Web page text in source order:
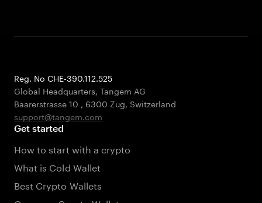
Reg. No CHE-390.112.525
Global Headquarters, Tangem AG
Baarerstrasse 10 , 6300 Zug, Switzerland
support@tangem.com
Get started
How to start with a crypto
What is Cold Wallet
Best Crypto Wallets